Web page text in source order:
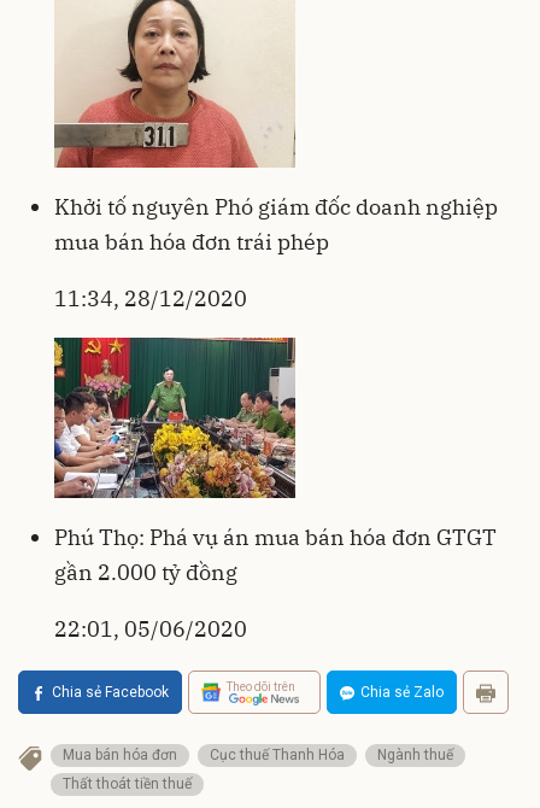
Khởi tố nguyên Phó giám đốc doanh nghiệp
mua bán hóa đơn trái phép
11:34, 28/12/2020
Phú Thọ: Phá vụ án mua bán hóa đơn GTGT
gần 2.000 tỷ đồng
22:01, 05/06/2020
Chia sẻ Facebook Theo dõi trên Chia sẻ Zalo
Mua bán hóa đơn Cục thuế Thanh Hóa
Ngành thuế
Thất thoát tiền thuế